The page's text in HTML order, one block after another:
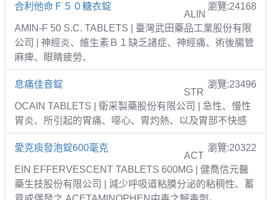
合利他命Ｆ５０糖衣錠 瀏覽:24168
ALIN
AMIN-F 50 S.C. TABLETS | 臺灣武田藥品工業股份有限
公司 | 神經炎、維生素Ｂ１缺乏諸症、神經痛、術後腸管
麻痺、眼睛疲勞、
息痛佳音錠 瀏覽:23496
STR
OCAIN TABLETS | 衛采製藥股份有限公司 | 急性、慢性
胃炎、所引起的胃痛、噁心、胃灼熱、以及胃部不快感
愛克痰發泡錠600毫克 瀏覽:20322
ACT
EIN EFFERVESCENT TABLETS 600MG | 健喬信元醫
藥生技股份有限公司 | 減少呼吸道粘膜分泌的粘稠性、蓄